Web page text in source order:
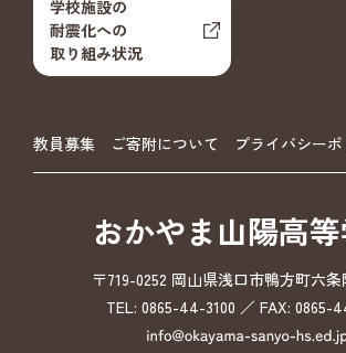
学校施設の
耐震化への
取り組み状況
教員募集 ご寄附について プライバシー
おかやま山陽高
〒719-0252 岡山県浅口市鴨方町六条
TEL: 0865-44-3100 ／ FAX: 0865-